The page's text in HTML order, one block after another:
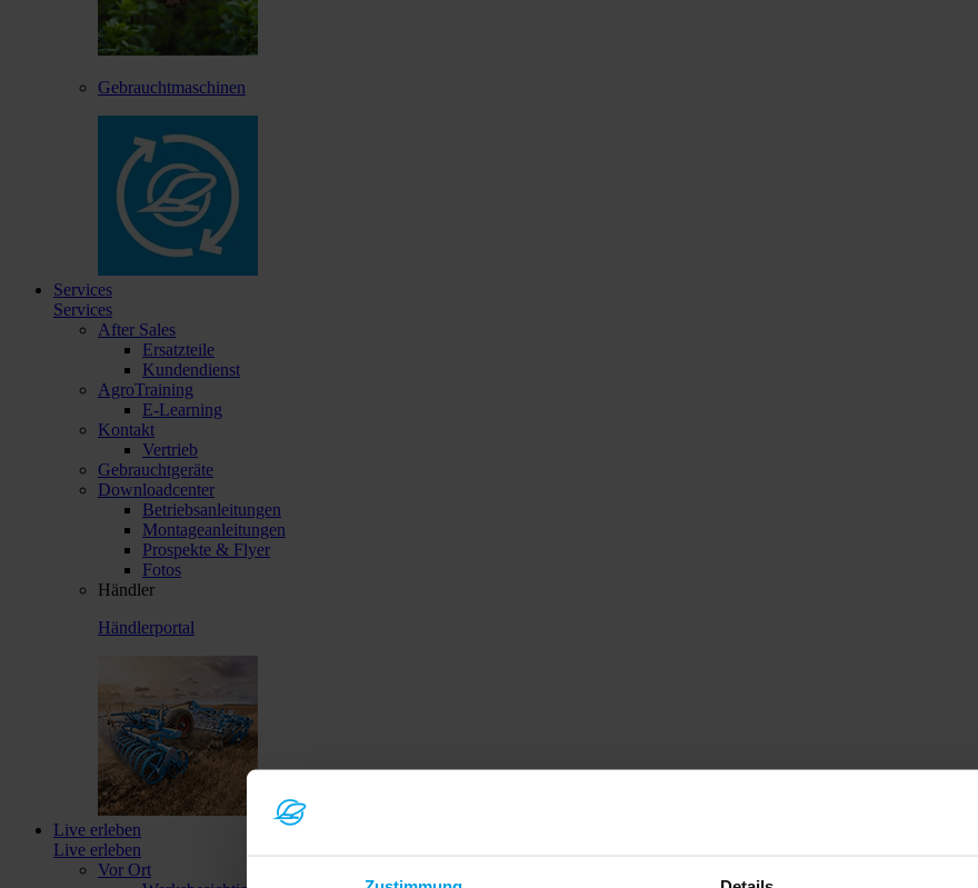
Gebrauchtmaschinen
Services
Services
After Sales
Ersatzteile
Kundendienst
AgroTraining
E-Learning
Kontakt
Vertrieb
Gebrauchtgeräte
Downloadcenter
Betriebsanleitungen
Montageanleitungen
Prospekte & Flyer
Fotos
Händler
Händlerportal
Live erleben
Live erleben
Vor Ort